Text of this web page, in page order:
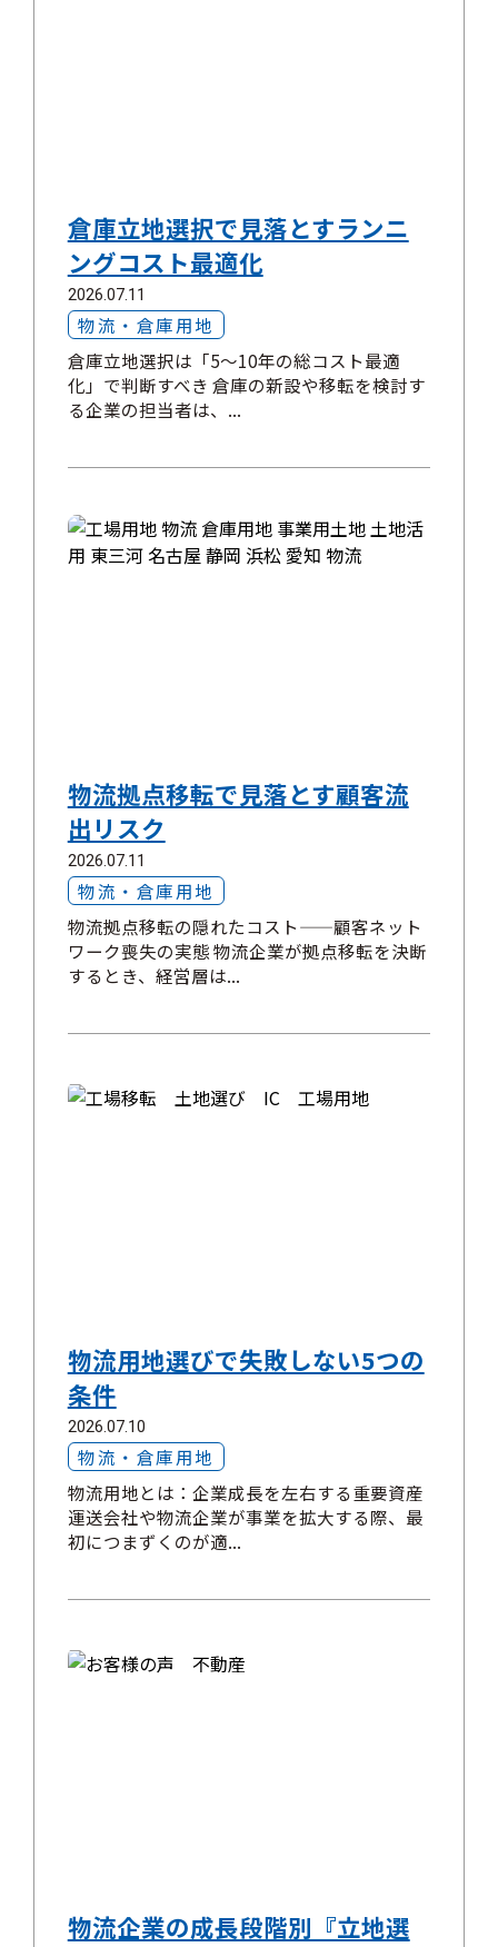
倉庫立地選択で見落とすランニ
ングコスト最適化
2026.07.11
物流・倉庫用地
倉庫立地選択は「5～10年の総コスト最適
化」で判断すべき 倉庫の新設や移転を検討す
る企業の担当者は、...
物流拠点移転で見落とす顧客流
出リスク
2026.07.11
物流・倉庫用地
物流拠点移転の隠れたコスト——顧客ネット
ワーク喪失の実態 物流企業が拠点移転を決断
するとき、経営層は...
物流用地選びで失敗しない5つの
条件
2026.07.10
物流・倉庫用地
物流用地とは：企業成長を左右する重要資産
運送会社や物流企業が事業を拡大する際、最
初につまずくのが適...
物流企業の成長段階別『立地選